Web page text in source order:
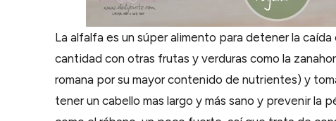
La alfalfa es un súper alimento para detener la
cantidad con otras frutas y verduras como la
romana por su mayor contenido de nutrientes) y
tener un cabello mas largo y más sano y prevenir la